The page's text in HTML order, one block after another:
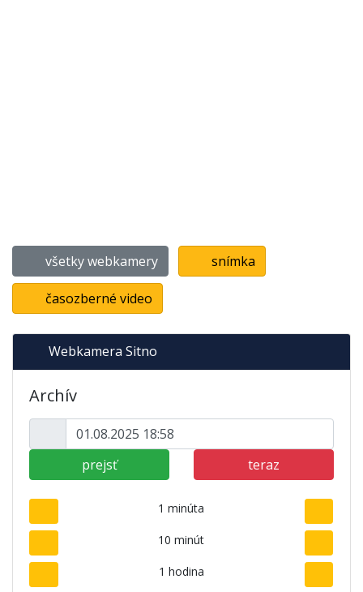
všetky webkamery snímka
časozberné video
Webkamera Sitno
Archív
prejsť teraz
1 minúta
10 minút
1 hodina